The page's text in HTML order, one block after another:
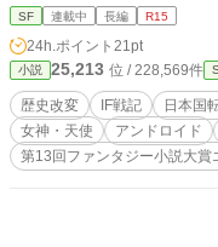
とは別のパ
変方法は、
代日本であ
で、そこに国
転移先で日
事を超人的
国家になり
SF 連載中 長編 R15
24h.ポイント 21pt
小説 25,213 位 / 228,569件
歴史改変 IF戦記 日本国
女神・天使
アンドロイド
第13回ファンタジー小説大賞